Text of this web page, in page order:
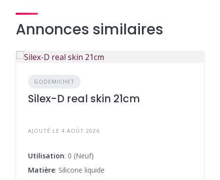
Annonces similaires
GODEMICHET
Silex-D real skin 21cm
AJOUTÉ LE 4 AOÛT 2026
Utilisation: 0 (Neuf)
Matière: Silicone liquide